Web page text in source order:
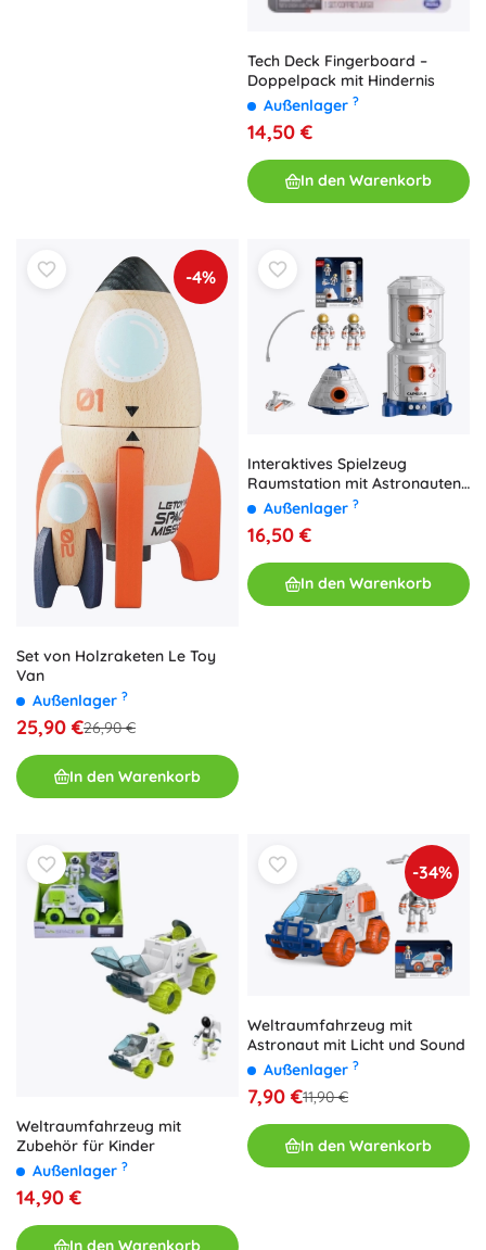
Tech Deck Fingerboard –
Doppelpack mit Hindernis
Außenlager ?
14,50 €
In den Warenkorb
-4%
Set von Holzraketen Le Toy
Van
Außenlager ?
25,90 €26,90 €
In den Warenkorb
Interaktives Spielzeug
Raumstation mit Astronauten
und Shuttle
Außenlager ?
16,50 €
In den Warenkorb
Weltraumfahrzeug mit
Zubehör für Kinder
Außenlager ?
14,90 €
In den Warenkorb
-34%
Weltraumfahrzeug mit
Astronaut mit Licht und Sound
Außenlager ?
7,90 €11,90 €
In den Warenkorb